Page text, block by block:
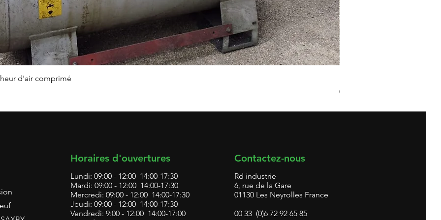
d'air comprimé
Prix
0,00 €
Horaires d'ouvertures
Lundi: 09:00 - 12:00 14:00-17:30
Mardi: 09:00 - 12:00 14:00-17:30
Mercredi: 09:00 - 12:00 14:00-17:30
Jeudi: 09:00 - 12:00 14:00-17:30
Vendredi: 9:00 - 12:00 14:00-17:00
Contactez-nous
Rd industrie
6, rue de la Gare
01130 Les Neyrolles France
00 33 (0)6 72 92 65 85